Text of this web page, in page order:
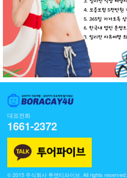
대표전화
1661-2372
© 2015 주식회사 투엔티파이브. All rights reserved.